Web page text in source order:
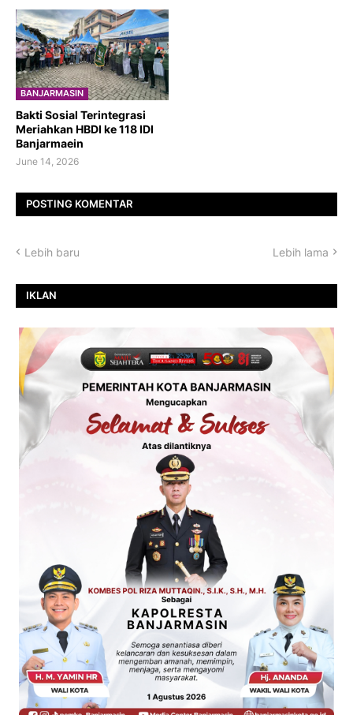
BANJARMASIN
Bakti Sosial Terintegrasi
Meriahkan HBDI ke 118 IDI
Banjarmaein
June 14, 2026
POSTING KOMENTAR
Lebih baru Lebih lama
IKLAN